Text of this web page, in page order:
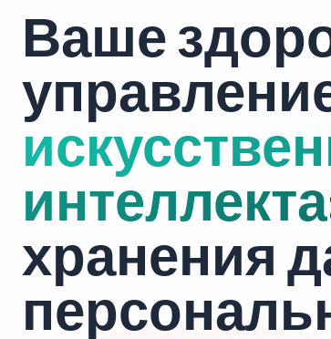
Ваше
интеллекта
хранения